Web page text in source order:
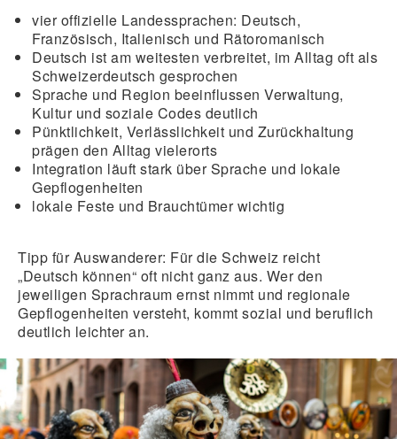
vier offizielle Landessprachen: Deutsch,
Französisch, Italienisch und Rätoromanisch
Deutsch ist am weitesten verbreitet, im Alltag oft als
Schweizerdeutsch gesprochen
Sprache und Region beeinflussen Verwaltung,
Kultur und soziale Codes deutlich
Pünktlichkeit, Verlässlichkeit und Zurückhaltung
prägen den Alltag vielerorts
Integration läuft stark über Sprache und lokale
Gepflogenheiten
lokale Feste und Brauchtümerwichtig
Tipp für Auswanderer: Für die Schweiz reicht
„Deutsch können“ oft nicht ganz aus. Wer den
jeweiligen Sprachraum ernst nimmt und regionale
Gepflogenheiten versteht, kommt sozial und beruflich
deutlich leichter an.